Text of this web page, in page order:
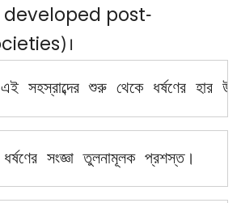
post-
সহস্রাব্দের শুরু থেকে ধর্ষণের হার
সংজ্ঞা তুলনামূলক প্রশস্ত।